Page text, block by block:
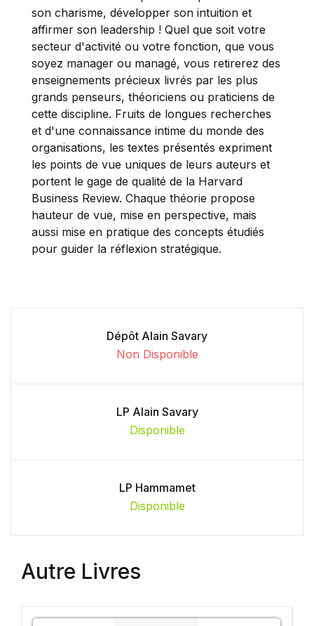
son charisme, développer son intuition et
affirmer son leadership ! Quel que soit votre
secteur d'activité ou votre fonction, que vous
soyez manager ou managé, vous retirerez des
enseignements précieux livrés par les plus
grands penseurs, théoriciens ou praticiens de
cette discipline. Fruits de longues recherches
et d'une connaissance intime du monde des
organisations, les textes présentés expriment
les points de vue uniques de leurs auteurs et
portent le gage de qualité de la Harvard
Business Review. Chaque théorie propose
hauteur de vue, mise en perspective, mais
aussi mise en pratique des concepts étudiés
pour guider la réflexion stratégique.
Dépôt Alain Savary
Non Disponible
LP Alain Savary
Disponible
LP Hammamet
Disponible
Autre Livres